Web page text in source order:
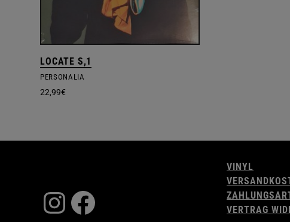
LOCATE S,1
PERSONALIA
22,99€
Instagram
Facebook
VINYL
VERTRAG